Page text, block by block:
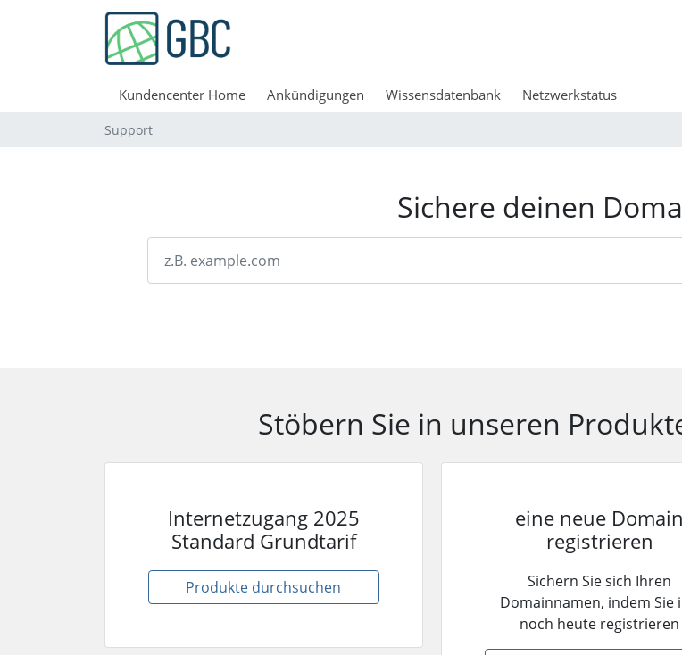
Kundencenter Home Ankündigungen Wissensdatenbank Netzwerkstatus
Support
Sichere deinen
Stöbern Sie in unseren
Internetzugang 2025
Standard Grundtarif
Produkte durchsuchen
eine neue Domain
registrieren
Sichern Sie sich Ihren
Domainnamen, indem Sie
noch heute registrieren